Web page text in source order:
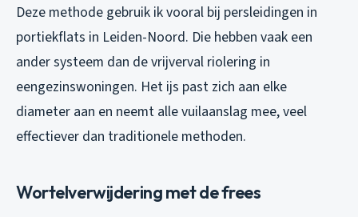
Deze methode gebruik ik vooral bij persleidingen in
portiekflats in Leiden-Noord. Die hebben vaak een
ander systeem dan de vrijverval riolering in
eengezinswoningen. Het ijs past zich aan elke
diameter aan en neemt alle vuilaanslag mee, veel
effectiever dan traditionele methoden.
Wortelverwijdering met de frees